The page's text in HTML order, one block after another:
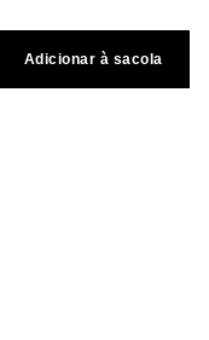
Adicionar à sacola